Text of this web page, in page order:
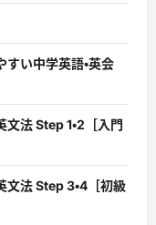
い中学英語・英会
法 Step 1・2［入門
文法 Step 3・4［初級